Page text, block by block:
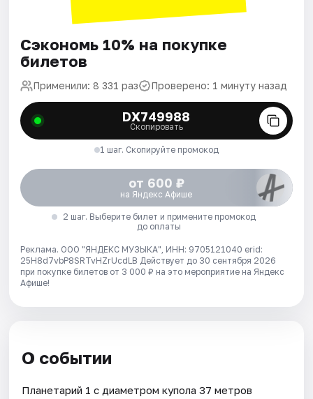
Сэкономь 10% на покупке
билетов
Применили: 8 331 раз Проверено: 1 минуту назад
DX749988
Скопировать
1 шаг. Скопируйте промокод
от 600 ₽
на Яндекс Афише
2 шаг. Выберите билет и примените промокод
до оплаты
Реклама. ООО "ЯНДЕКС МУЗЫКА", ИНН: 9705121040 erid:
25H8d7vbP8SRTvHZrUcdLB Действует до 30 сентября 2026
при покупке билетов от 3 000 ₽ на это мероприятие на Яндекс
Афише!
О событии
Планетарий 1 с диаметром купола 37 метров